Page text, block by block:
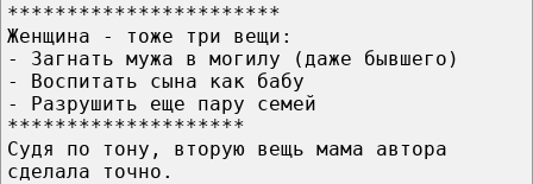
***********************
Женщина - тоже три вещи:
- Загнать мужа в могилу (даже бывшего)
- Воспитать сына как бабу
- Разрушить еще пару семей
********************
Судя по тону, вторую вещь мама автора
сделала точно.